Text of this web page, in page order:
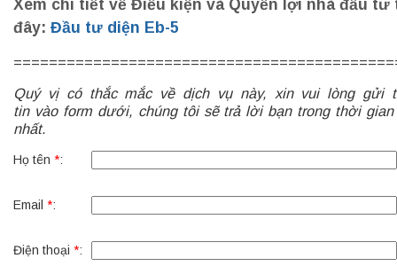
Xem chi tiết về Điều kiện và Quyền lợi nhà đầu tư
đây: Đầu tư diện Eb-5
Quý vị có thắc mắc về dịch vụ này, xin vui lòng gửi
tin vào form dưới, chúng tôi sẽ trả lời bạn trong thời
nhất.
Họ tên *:
Email *:
Điện thoại *: